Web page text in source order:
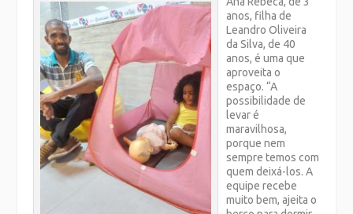
anos, filha de
Leandro Oliveira
da Silva, de 40
anos, é uma que
aproveita o
espaço. “A
possibilidade de
levar é
maravilhosa,
porque nem
sempre temos com
quem deixá-los. A
equipe recebe
muito bem, ajeita o